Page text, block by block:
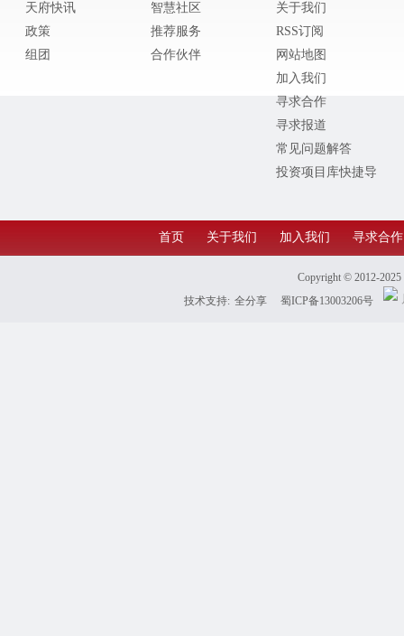
天府快讯
政策
组团
智慧社区
推荐服务
合作伙伴
关于我们
RSS订阅
网站地图
加入我们
寻求合作
寻求报道
常见问题解答
投资项目库快捷导
首页 关于我们 加入我们 寻求合作
Copyright © 2012-2025
技术支持: 全分享 蜀ICP备13003206号